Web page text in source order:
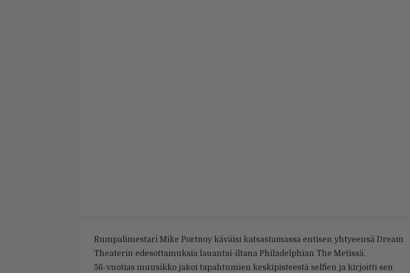
Rumpalimestari Mike Portnoy käväisi katsastamassa entisen yhtyeensä Dream
Theaterin edesottamuksia lauantai-iltana Philadelphian The Metissä.
56-vuotias muusikko jakoi tapahtumien keskipisteestä selfien ja kirjoitti sen